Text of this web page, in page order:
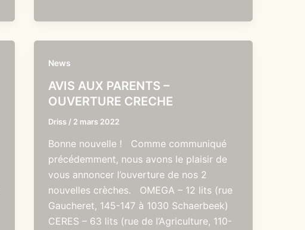
News
AVIS AUX PARENTS –
OUVERTURE CRECHE
Driss / 2 mars 2022
Bonne nouvelle ! Comme communiqué
précédemment, nous avons le plaisir de
vous annoncer l’ouverture de nos 2
nouvelles crèches. OMEGA – 12 lits (rue
Gaucheret, 145-147 à 1030 Schaerbeek)
CERES – 63 lits (rue de l’Agriculture, 110-